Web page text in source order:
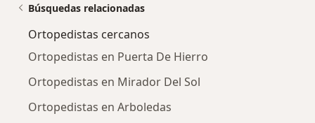
Búsquedas relacionadas
Ortopedistas cercanos
Ortopedistas en Puerta De Hierro
Ortopedistas en Mirador Del Sol
Ortopedistas en Arboledas